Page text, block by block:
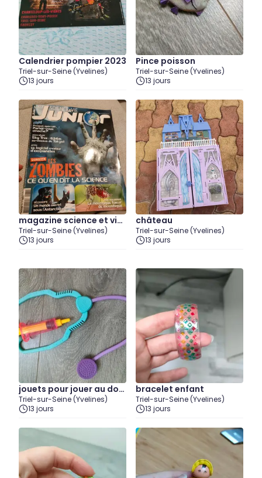
Calendrier pompier 2023
Triel-sur-Seine (Yvelines)
13 jours
Pince poisson
Triel-sur-Seine (Yvelines)
13 jours
magazine science et vie j
unior de 2012
Triel-sur-Seine (Yvelines)
13 jours
château
Triel-sur-Seine (Yvelines)
13 jours
jouets pour jouer au doc
teur
Triel-sur-Seine (Yvelines)
13 jours
bracelet enfant
Triel-sur-Seine (Yvelines)
13 jours